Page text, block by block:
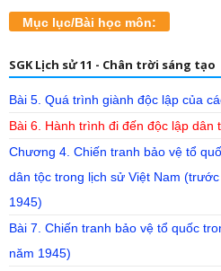
Mục lục/Bài học môn:
SGK Lịch sử 11 - Chân trời sáng tạo
Bài 5. Quá trình giành độc lập của
Bài 6. Hành trình đi đến độc lập dân
Chương 4. Chiến tranh bảo vệ tổ
dân tộc trong lịch sử Việt Nam
1945)
Bài 7. Chiến tranh bảo vệ tổ quốc
năm 1945)